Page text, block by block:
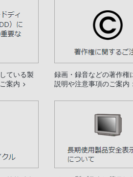
ている製
案内
録画・録音などの著作権
説明や注意事項のご案内